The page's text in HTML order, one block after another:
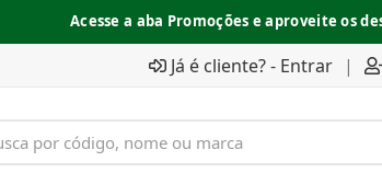
Acesse a aba Promoções e aproveite os
Já é cliente? - Entrar |